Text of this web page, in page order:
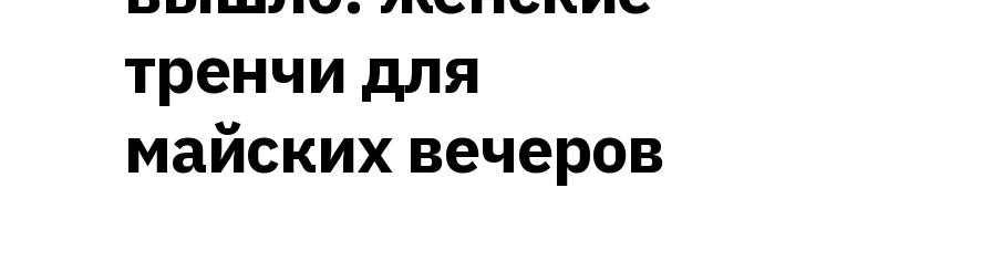
тренчи для
майских вечеров